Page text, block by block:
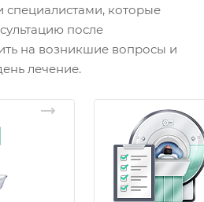
специалистами, которые
после
на возникшие вопросы и
лечение.
Диагностика